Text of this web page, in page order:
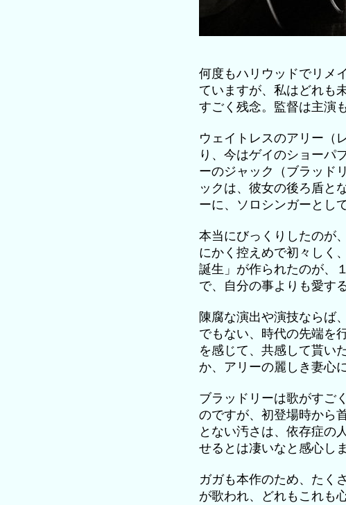
何度もハリウッドでリメ
ていますが、私はどれも
すごく残念。監督は主演
ウェイトレスのアリー（
り、今はゲイのショーパ
ーのジャック（ブラッド
ックは、彼女の後ろ盾と
ーに、ソロシンガーとし
本当にびっくりしたのが
にかく控えめで初々しく
誕生」が作られたのが、
で、自分の事よりも愛す
陳腐な演出や演技ならば
でもない、時代の先端を
を感じて、共感して貰い
か、アリーの麗しき妻心
ブラッドリーは歌がすご
のですが、初登場時から
とない汚さは、依存症の
せるとは凄いなと感心し
ガガも本作のため、たく
が歌われ、どれもこれも